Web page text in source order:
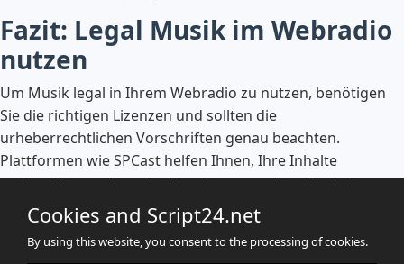
Fazit: Legal Musik im Webradio
nutzen
Um Musik legal in Ihrem Webradio zu nutzen, benötigen
Sie die richtigen Lizenzen und sollten die
urheberrechtlichen Vorschriften genau beachten.
Plattformen wie SPCast helfen Ihnen, Ihre Inhalte
rechtssicher und professionell zu verwalten. Egal ob
GEMA, GVL oder lizenzfreie Musik – informieren Sie sich
gut, um Ihr Webradio erfolgreich und legal zu betreiben.
Cookies and Script24.net
By using this website, you consent to the processing of cookies.